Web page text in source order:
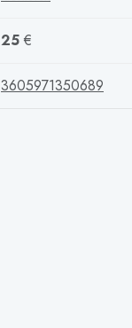
25 €
3605971350689